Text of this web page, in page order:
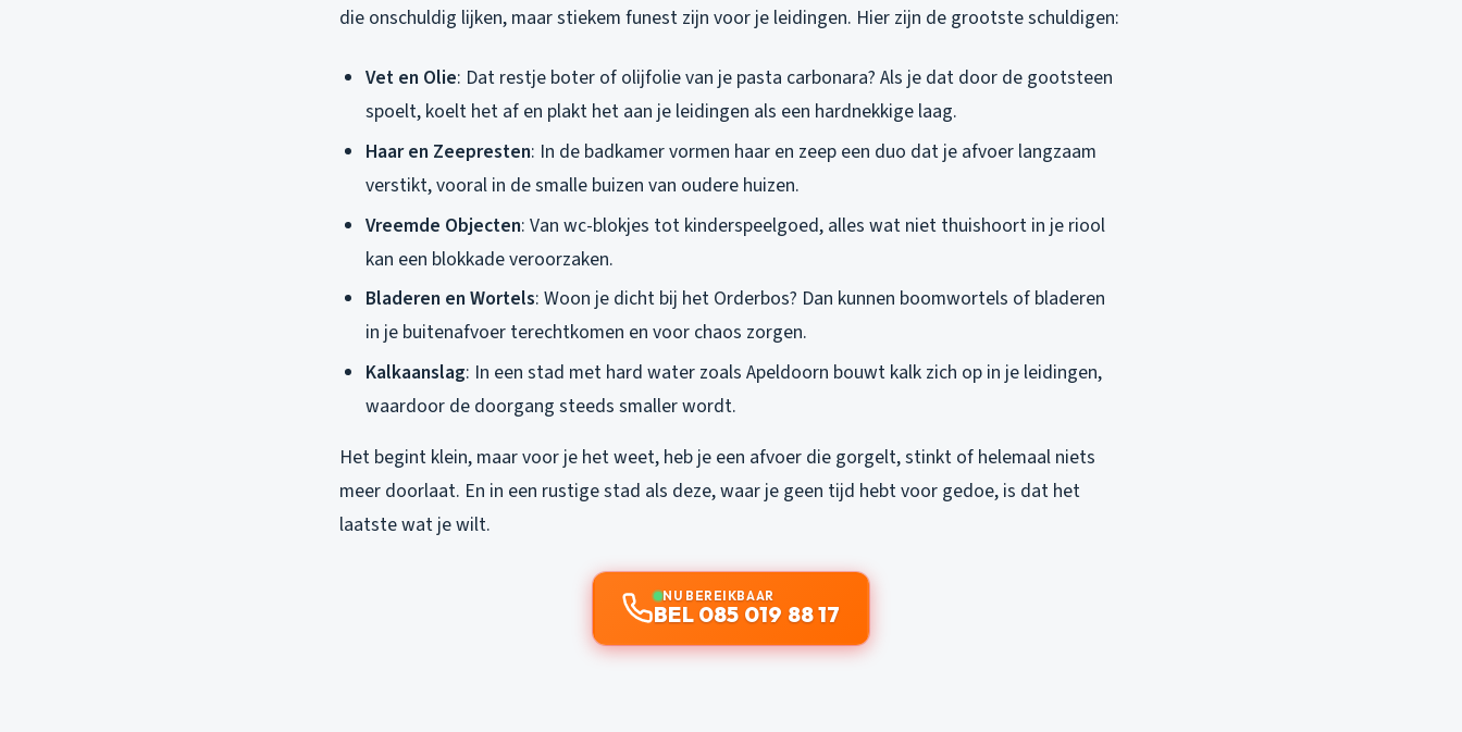
die onschuldig lijken, maar stiekem funest zijn voor je leidingen. Hier zijn de grootste schuldigen:
Vet en Olie: Dat restje boter of olijfolie van je pasta carbonara? Als je dat door de gootsteen
spoelt, koelt het af en plakt het aan je leidingen als een hardnekkige laag.
Haar en Zeepresten: In de badkamer vormen haar en zeep een duo dat je afvoer langzaam
verstikt, vooral in de smalle buizen van oudere huizen.
Vreemde Objecten: Van wc-blokjes tot kinderspeelgoed, alles wat niet thuishoort in je riool
kan een blokkade veroorzaken.
Bladeren en Wortels: Woon je dicht bij het Orderbos? Dan kunnen boomwortels of bladeren
in je buitenafvoer terechtkomen en voor chaos zorgen.
Kalkaanslag: In een stad met hard water zoals Apeldoorn bouwt kalk zich op in je leidingen,
waardoor de doorgang steeds smaller wordt.
Het begint klein, maar voor je het weet, heb je een afvoer die gorgelt, stinkt of helemaal niets
meer doorlaat. En in een rustige stad als deze, waar je geen tijd hebt voor gedoe, is dat het
laatste wat je wilt.
NU BEREIKBAAR
BEL 085 019 88 17